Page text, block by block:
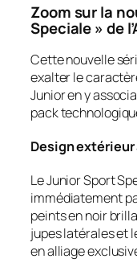
Zoom sur la
Speciale » de
Cette nouvelle
exalter le
Junior en y
pack
Design
Le Junior Sport
immédiatement
peints en noir
jupes latérales et
en alliage